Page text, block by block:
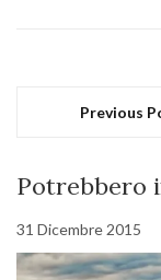
Previous
Potrebbero
31 Dicembre 2015